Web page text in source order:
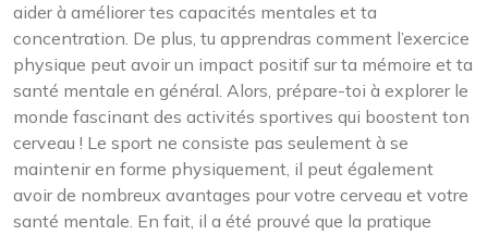
aider à améliorer tes capacités mentales et ta
concentration. De plus, tu apprendras comment l’exercice
physique peut avoir un impact positif sur ta mémoire et ta
santé mentale en général. Alors, prépare-toi à explorer le
monde fascinant des activités sportives qui boostent ton
cerveau ! Le sport ne consiste pas seulement à se
maintenir en forme physiquement, il peut également
avoir de nombreux avantages pour votre cerveau et votre
santé mentale. En fait, il a été prouvé que la pratique